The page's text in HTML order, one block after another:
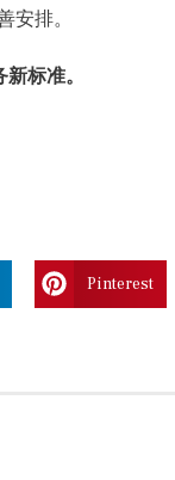
排。
标准。
Pinterest